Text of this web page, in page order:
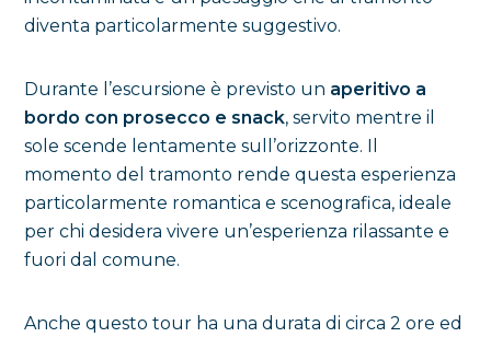
diventa particolarmente suggestivo.
Durante l’escursione è previsto un aperitivo a
bordo con prosecco e snack, servito mentre il
sole scende lentamente sull’orizzonte. Il
momento del tramonto rende questa esperienza
particolarmente romantica e scenografica, ideale
per chi desidera vivere un’esperienza rilassante e
fuori dal comune.
Anche questo tour ha una durata di circa 2 ore ed